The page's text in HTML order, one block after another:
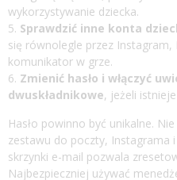
wykorzystywanie dziecka.
Sprawdzić inne konta
się równolegle przez
komunikator w grze.
Zmienić hasło i włączyć
dwuskładnikowe, jeżeli
Hasło powinno być unikalne.
zestawu do poczty, Instagrama
skrzynki e-mail pozwala
Najbezpieczniej używać